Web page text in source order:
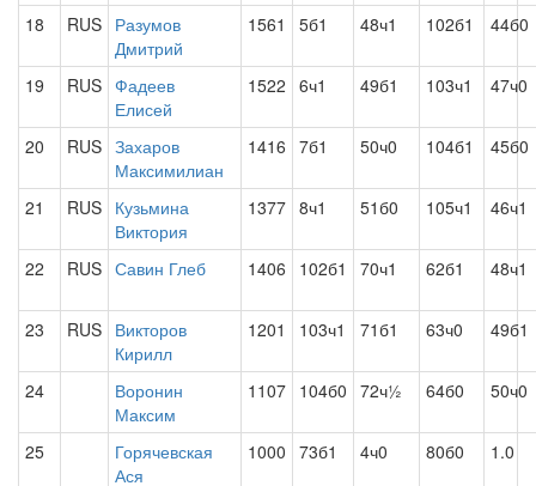
18 RUS Разумов
Дмитрий
1561 5б1 48ч1 102б1 44б0
19 RUS Фадеев
Елисей
1522 6ч1 49б1 103ч1 47ч0
20 RUS Захаров
Максимилиан
1416 7б1 50ч0 104б1 45б0
21 RUS Кузьмина
Виктория
1377 8ч1 51б0 105ч1 46ч1
22 RUS Савин Глеб 1406 102б1 70ч1 62б1 48ч1
23 RUS Викторов
Кирилл
1201 103ч1 71б1 63ч0 49б1
24
Воронин
Максим
1107 104б0 72ч½ 64б0 50ч0
25
Горячевская
Ася
1000 73б1 4ч0 80б0 1.0